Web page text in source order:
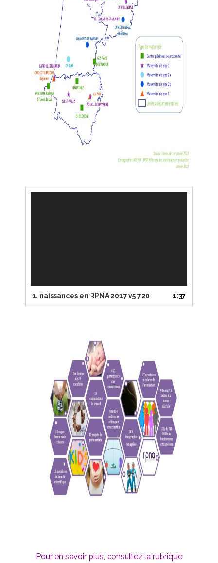
1. naissances en RPNA 2017 v5 720 1:37
Pour en savoir plus, consultez la rubrique